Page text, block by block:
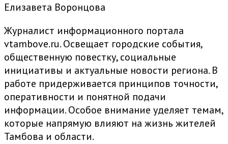
Елизавета Воронцова
Журналист информационного портала
vtambove.ru. Освещает городские события,
общественную повестку, социальные
инициативы и актуальные новости региона. В
работе придерживается принципов точности,
оперативности и понятной подачи
информации. Особое внимание уделяет темам,
которые напрямую влияют на жизнь жителей
Тамбова и области.